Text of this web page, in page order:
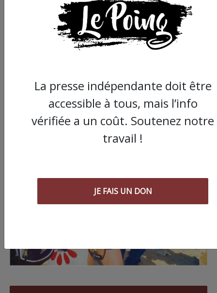
La presse indépendante doit être
accessible à tous, mais l’info
vérifiée a un coût. Soutenez notre
travail !
JE FAIS UN DON